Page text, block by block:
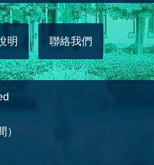
明 聯絡我們